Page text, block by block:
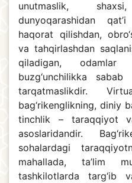
unutmaslik,
dunyoqarashidan
haqorat qilishdan,
va tahqirlashdan
qiladigan,
buzg‘unchilikka sabab
tarqatmaslikdir.
bag‘rikenglikning, diniy
tinchlik – taraqqiyot
asoslaridandir.
sohalardagi
mahallada, ta’lim
tashkilotlarda targ‘ib